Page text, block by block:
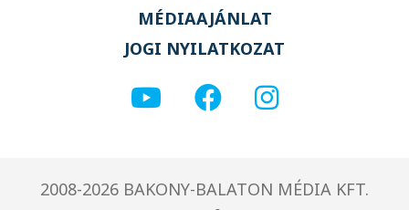
MÉDIAAJÁNLAT
JOGI NYILATKOZAT
2008-2026 BAKONY-BALATON MÉDIA KFT.